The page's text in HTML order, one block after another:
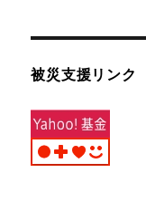
被災支援リンク